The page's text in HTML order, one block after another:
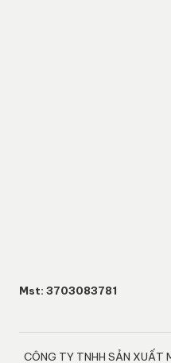
Mst: 3703083781
CÔNG TY TNHH SẢN XUẤT